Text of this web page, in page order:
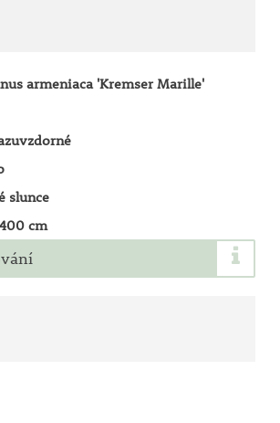
armeniaca 'Kremser Marille'
slunce
cm